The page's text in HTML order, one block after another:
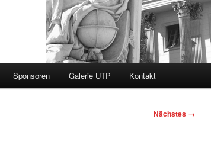
Sponsoren Galerie UTP Kontakt
Nächstes →